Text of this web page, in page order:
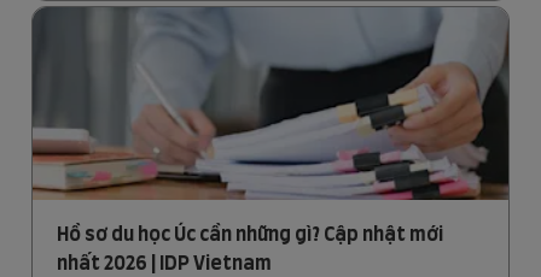
Hồ sơ du học Úc cần những gì? Cập nhật mới
nhất 2026 | IDP Vietnam